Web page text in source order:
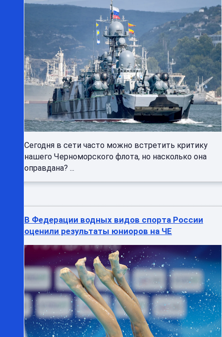
Сегодня в сети часто можно встретить критику
нашего Черноморского флота, но насколько она
оправдана? ...
В Федерации водных видов спорта России
оценили результаты юниоров на ЧЕ